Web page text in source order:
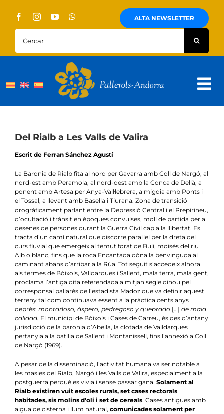
content
ALTA NEWSLETTER
Cercar:
Sobre Nosaltres
Pallerols
Visites guiades
Rutes
Territori i cultura
Notícies
Agenda
Contacte
Col.labora
Del Rialb a Les Valls de Valira
Escrit de Ferran Sánchez Agustí
La Baronia de Rialb fita al nord per Gavarra amb Coll de Nargó, al
nord-est amb Peramola, al nord-oest amb la Conca de Dellà, a
ponent amb Artesa per Anya-Vall·lebrera, a migdia amb Ponts i
el Tossal, a llevant amb Basella i Tiurana. Zona de transició
orogràficament parlant entre la Depressió Central i el Prepirineu,
d’ocultació i trànsit en èpoques convulses, moll de partida per a
desenes de persones durant la Guerra Civil cap a la llibertat. Es
tracta d’un camí natural que discorre paral·lel per la dreta del
curs fluvial que emergeix al temut forat de Buli, moisés del riu
Alb o blanc, fins que la roca Encantada dóna la benvinguda al
caminant abans d’arribar a la Rúa. Tot seguit s’accedeix alhora
als termes de Bóixols, Valldarques i Sallent, mala terra, mala gent,
proclama l’antiga dita referendada a mitjan segle dinou pel
corresponsal pallarès de l’estadista Madoz que va definir aquest
terreny tal com continuava essent a la pràctica cents anys
deprés: montañoso, áspero, pedregoso y quebrado […] de mala
calidad. El municipi de Bóixols i Cases de Carreu, és des d’antany
jurisdicció de la baronia d’Abella, la clotada de Valldarques
pertanyia a la batllia de Sallent i Montanissell, fins l’annexió a Coll
de Nargó (1969).
A pesar de la disseminació, l’activitat humana va ser notable a
les masies del Rialb, Nargó i les Valls de Valira, especialment a la
postguerra perquè es vivia i sense passar gana. Solament al
Rialb existiren vuit escoles rurals, set cases rectorals
habitades, sis molins d’oli i set de cereals. Cases antigues amb
aigua de cisterna i llum natural, comunicades solament per